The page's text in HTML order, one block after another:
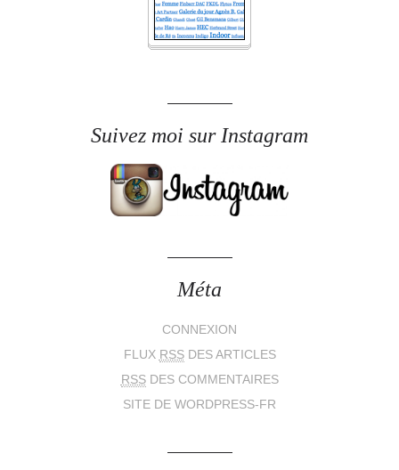
Suivez moi sur Instagram
Méta
CONNEXION
FLUX RSSDES ARTICLES
RSSDES COMMENTAIRES
SITE DE WORDPRESS-FR